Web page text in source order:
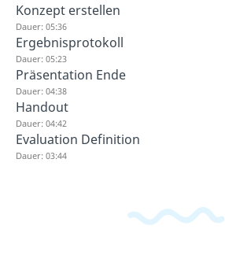
Konzept erstellen
Dauer: 05:36
Ergebnisprotokoll
Dauer: 05:23
Präsentation Ende
Dauer: 04:38
Handout
Dauer: 04:42
Evaluation Definition
Dauer: 03:44